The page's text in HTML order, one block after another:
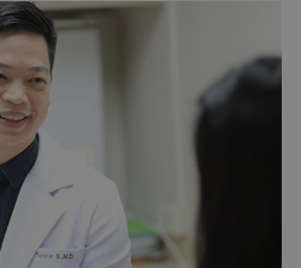
วง 1-2 สัปดาห์แรกก็ดี
หาย คุณหมอจำเป็น
ด้จนสุดท้ายก็กล่อมให้
ล้องได้สำเร็จ แต่ไม่มี
เพราะคุณพ่อเป็นโรค